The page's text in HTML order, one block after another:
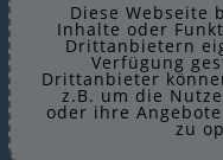
Diese Webseite
Inhalte oder
Drittanbietern
Verfügung
Drittanbieter
z.B. um die
oder ihre
zu